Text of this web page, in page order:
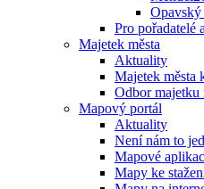
Opavský
Pro pořadatelé
Majetek města
Aktuality
Majetek města
Odbor majetku
Mapový portál
Aktuality
Není nám to
Mapové
Mapy ke